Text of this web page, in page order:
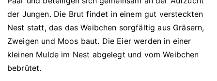
der Jungen. Die Brut findet in einem gut versteckten
Nest statt, das das Weibchen sorgfältig aus Gräsern,
Zweigen und Moos baut. Die Eier werden in einer
kleinen Mulde im Nest abgelegt und vom Weibchen
bebrütet.